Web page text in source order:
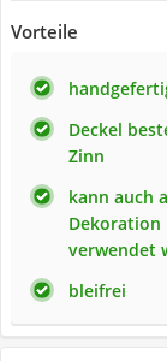
Vorteile
Deckel
Zinn
kann auch
Dekoration
verwendet
bleifrei